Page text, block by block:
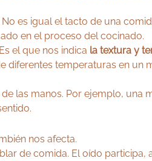
es igual el tacto de una
en el proceso del cocinado.
el que nos indica la textura y
diferentes temperaturas en un
las manos. Por ejemplo, una
nos afecta.
de comida. El oído